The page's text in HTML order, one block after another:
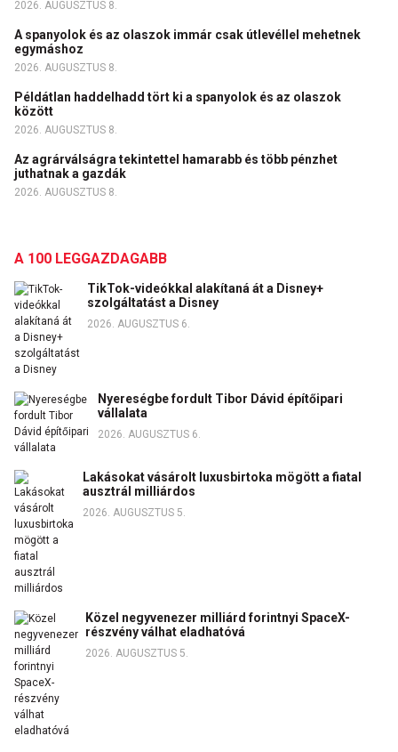
2026. AUGUSZTUS 8.
A spanyolok és az olaszok immár csak útlevéllel mehetnek
egymáshoz
2026. AUGUSZTUS 8.
Példátlan haddelhadd tört ki a spanyolok és az olaszok
között
2026. AUGUSZTUS 8.
Az agrárválságra tekintettel hamarabb és több pénzhet
juthatnak a gazdák
2026. AUGUSZTUS 8.
A 100 LEGGAZDAGABB
TikTok-videókkal alakítaná át a Disney+
szolgáltatást a Disney
2026. AUGUSZTUS 6.
Nyereségbe fordult Tibor Dávid építőipari
vállalata
2026. AUGUSZTUS 6.
Lakásokat vásárolt luxusbirtoka mögött a fiatal
ausztrál milliárdos
2026. AUGUSZTUS 5.
Közel negyvenezer milliárd forintnyi SpaceX-
részvény válhat eladhatóvá
2026. AUGUSZTUS 5.